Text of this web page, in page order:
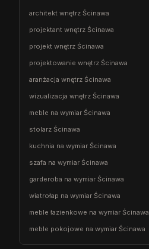
architekt wnętrz Ścinawa
projektant wnętrz Ścinawa
projekt wnętrz Ścinawa
projektowanie wnętrz Ścinawa
aranżacja wnętrz Ścinawa
wizualizacja wnętrz Ścinawa
meble na wymiar Ścinawa
stolarz Ścinawa
kuchnia na wymiar Ścinawa
szafa na wymiar Ścinawa
garderoba na wymiar Ścinawa
wiatrołap na wymiar Ścinawa
meble łazienkowe na wymiar Ścinawa
meble pokojowe na wymiar Ścinawa